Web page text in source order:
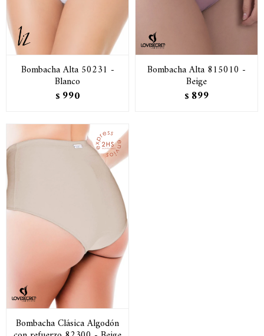
Bombacha Alta 50231 -
Blanco
$ 990
Bombacha Alta 815010 -
Beige
$ 899
Bombacha Clásica Algodón